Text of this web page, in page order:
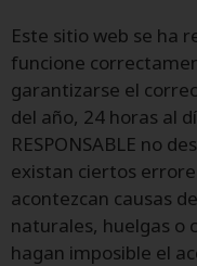
Este sitio web se ha
funcione
garantizarse el
del año, 24 horas al
RESPONSABLE no
existan ciertos
acontezcan causas
naturales, huelgas o
hagan imposible el